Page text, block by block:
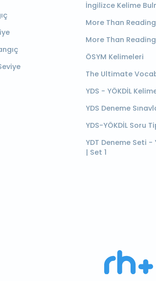
İngilizce Kelime
More Than Reading
More Than
ÖSYM Kelimeleri
The Ultimate
YDS - YÖKDİL
YDS Deneme
YDS-YÖKDİL Soru
YDT Deneme Seti -
| Set 1